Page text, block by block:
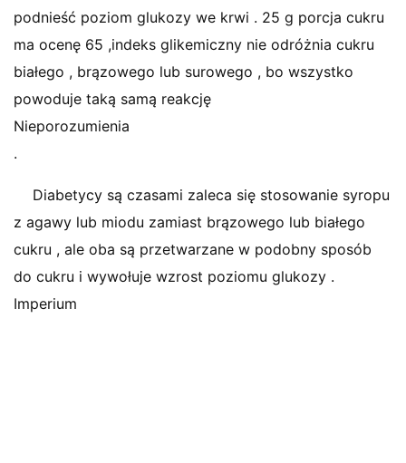
podnieść poziom glukozy we krwi . 25 g porcja cukru
ma ocenę 65 ,indeks glikemiczny nie odróżnia cukru
białego , brązowego lub surowego , bo wszystko
powoduje taką samą reakcję
Nieporozumienia
.
Diabetycy są czasami zaleca się stosowanie syropu
z agawy lub miodu zamiast brązowego lub białego
cukru , ale oba są przetwarzane w podobny sposób
do cukru i wywołuje wzrost poziomu glukozy .
Imperium